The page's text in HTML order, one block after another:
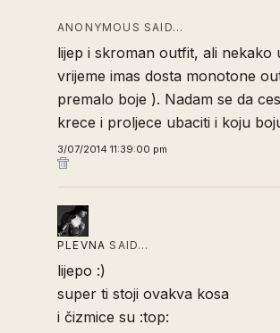
ANONYMOUS SAID…
lijep i skroman outfit, ali nekako
vrijeme imas dosta monotone
premalo boje ). Nadam se da
krece i proljece ubaciti i koju
3/07/2014 11:39:00 pm
PLEVNA SAID…
lijepo :)
super ti stoji ovakva kosa
i čizmice su :top: